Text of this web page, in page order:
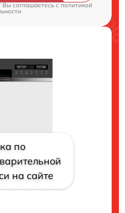
Вы соглашаетесь cполитикой
по
на сайте